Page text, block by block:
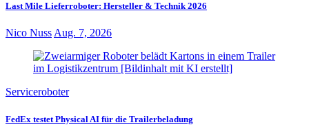
Last Mile Lieferroboter: Hersteller & Technik 2026
Nico Nuss Aug. 7, 2026
Serviceroboter
FedEx testet Physical AI für die Trailerbeladung